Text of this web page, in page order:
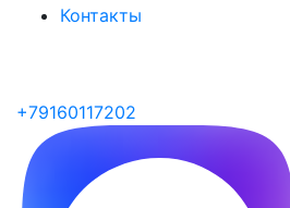
Контакты
+79160117202